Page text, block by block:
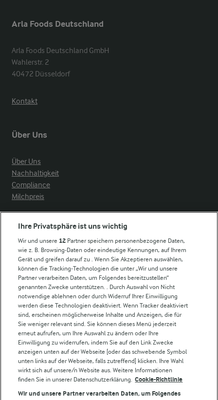
Arla Foods Deutschland
Arla Foods Deutschland GmbH
Wahlerstr. 2
40472 Düsseldorf
Kontakt
Über Uns
Über Uns
Nachhaltigkeit
Compliance
Milchpreis
Weitere Arla Websites
Castello
Lurpak
Arla Pro
Für unsere Landwirt:innen
Folge uns!
Ihre Privatsphäre ist uns wichtig
Wir und unsere 12 Partner speichern personenbezogene Daten,
wie z. B. Browsing-Daten oder eindeutige Kennungen, auf Ihrem
Gerät und greifen darauf zu . Wenn Sie Akzeptieren auswählen,
können die Tracking-Technologien die unter „Wir und unsere
Partner verarbeiten Daten, um Folgendes bereitzustellen“
genannten Zwecke unterstützen. . Durch Auswahl von Nicht
notwendige ablehnen oder durch Widerruf Ihrer Einwilligung
werden diese Technologien deaktiviert. Wenn Tracker deaktiviert
sind, erscheinen möglicherweise Inhalte und Anzeigen, die für
Sie weniger relevant sind. Sie können dieses Menü jederzeit
erneut aufrufen, um Ihre Auswahl zu ändern oder Ihre
Einwilligung zu widerrufen, indem Sie auf den Link Zwecke
anzeigen unten auf der Webseite [oder das schwebende Symbol
unten links auf der Webseite, falls zutreffend] klicken. Ihre Wahl
wirkt sich auf unsere/n Website aus. Weitere Informationen
finden Sie in unserer Datenschutzerklärung. Cookie-Richtlinie
Wir und unsere Partner verarbeiten Daten, um Folgendes